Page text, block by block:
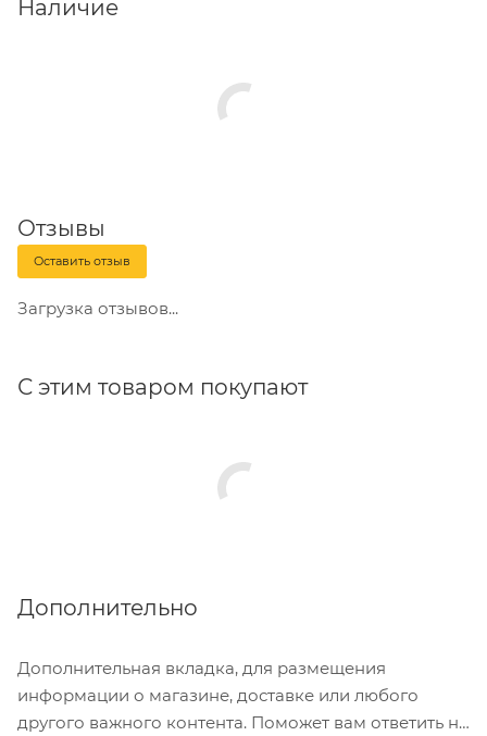
Наличие
Отзывы
Оставить отзыв
Загрузка отзывов...
С этим товаром покупают
Дополнительно
Дополнительная вкладка, для размещения
информации о магазине, доставке или любого
другого важного контента. Поможет вам ответить на